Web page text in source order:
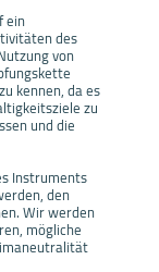
ein
des
von
kennen, da es
zu
und die
Instruments
den
Wir werden
mögliche